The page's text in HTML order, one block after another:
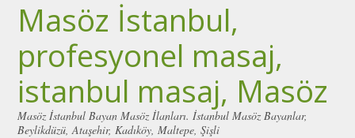
Masöz İstanbul,
profesyonel masaj,
istanbul masaj, Masöz
Masöz İstanbul Bayan Masöz İlanları. İstanbul Masöz Bayanlar,
Beylikdüzü, Ataşehir, Kadıköy, Maltepe, Şişli